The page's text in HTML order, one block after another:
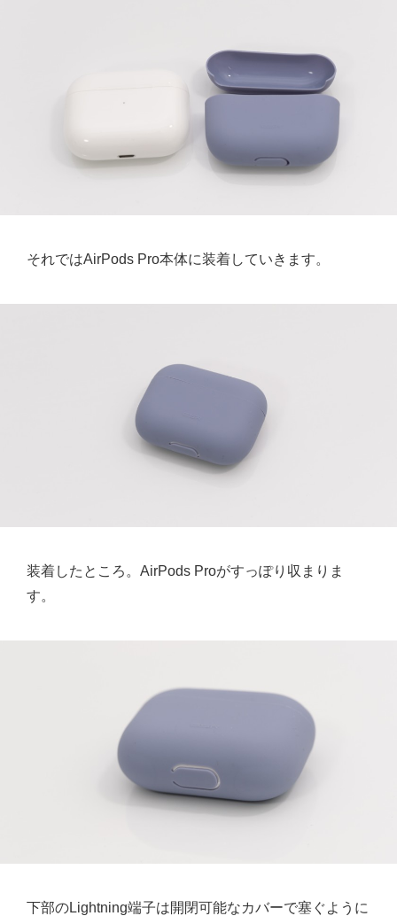
それではAirPods Pro本体に装着していきます。
装着したところ。AirPods Proがすっぽり収まりま
す。
下部のLightning端子は開閉可能なカバーで塞ぐように